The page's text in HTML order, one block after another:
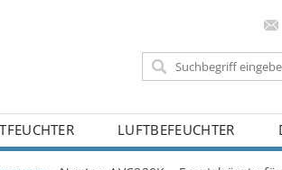
LUFTBEFEUCHTER